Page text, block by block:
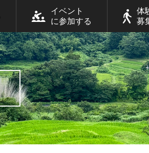
イベント
に参加する
体
募